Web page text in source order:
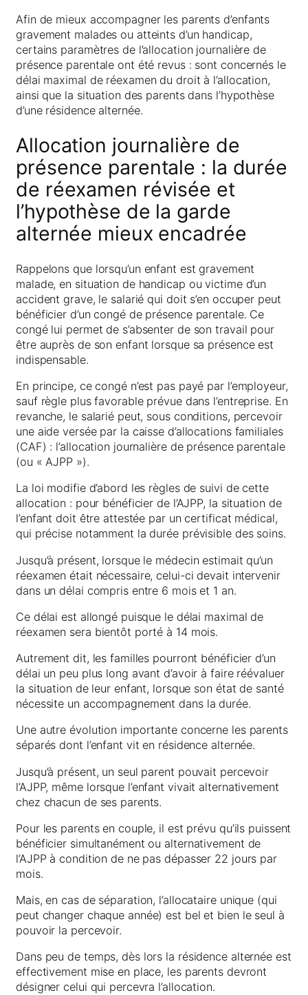
Afin de mieux accompagner les parents d’enfants
gravement malades ou atteints d’un handicap,
certains paramètres de l’allocation journalière de
présence parentale ont été revus : sont concernés le
délai maximal de réexamen du droit à l’allocation,
ainsi que la situation des parents dans l’hypothèse
d’une résidence alternée.
Allocation journalière de
présence parentale : la durée
de réexamen révisée et
l’hypothèse de la garde
alternée mieux encadrée
Rappelons que lorsqu’un enfant est gravement
malade, en situation de handicap ou victime d’un
accident grave, le salarié qui doit s’en occuper peut
bénéficier d’un congé de présence parentale. Ce
congé lui permet de s’absenter de son travail pour
être auprès de son enfant lorsque sa présence est
indispensable.
En principe, ce congé n’est pas payé par l’employeur,
sauf règle plus favorable prévue dans l’entreprise. En
revanche, le salarié peut, sous conditions, percevoir
une aide versée par la caisse d’allocations familiales
(CAF) : l’allocation journalière de présence parentale
(ou « AJPP »).
La loi modifie d’abord les règles de suivi de cette
allocation : pour bénéficier de l’AJPP, la situation de
l’enfant doit être attestée par un certificat médical,
qui précise notamment la durée prévisible des soins.
Jusqu’à présent, lorsque le médecin estimait qu’un
réexamen était nécessaire, celui-ci devait intervenir
dans un délai compris entre 6 mois et 1 an.
Ce délai est allongé puisque le délai maximal de
réexamen sera bientôt porté à 14 mois.
Autrement dit, les familles pourront bénéficier d’un
délai un peu plus long avant d’avoir à faire réévaluer
la situation de leur enfant, lorsque son état de santé
nécessite un accompagnement dans la durée.
Une autre évolution importante concerne les parents
séparés dont l’enfant vit en résidence alternée.
Jusqu’à présent, un seul parent pouvait percevoir
l’AJPP, même lorsque l’enfant vivait alternativement
chez chacun de ses parents.
Pour les parents en couple, il est prévu qu’ils puissent
bénéficier simultanément ou alternativement de
l’AJPP à condition de ne pas dépasser 22 jours par
mois.
Mais, en cas de séparation, l’allocataire unique (qui
peut changer chaque année) est bel et bien le seul à
pouvoir la percevoir.
Dans peu de temps, dès lors la résidence alternée est
effectivement mise en place, les parents devront
désigner celui qui percevra l’allocation.